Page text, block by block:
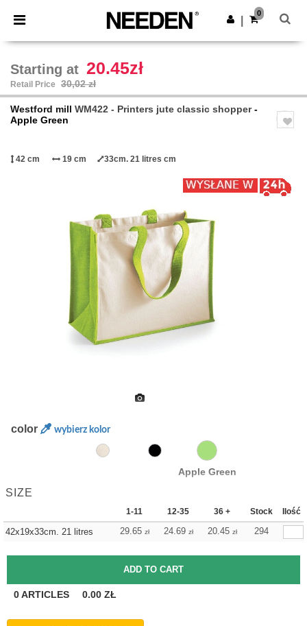
× Aplikacja Needen
Lepsze ceny w aplikacji!
Pobierz app
0
Starting at 20.45zł
Retail Price 30,02 zł
Westford mill WM422 - Printers jute classic shopper-
Apple Green
42 cm 19 cm 33cm. 21 litres cm
color wybierz kolor
Apple Green
SIZE
1-11 12-35 36 + Stock Ilość
42x19x33cm. 21 litres 29.65 zł 24.69 zł 20.45 zł 294
0ARTICLES 0.00 ZŁ